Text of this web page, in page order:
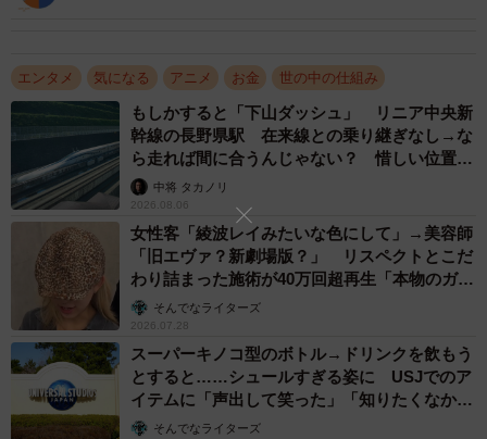
エンタメ 気になる アニメ お金 世の中の仕組み
もしかすると「下山ダッシュ」 リニア中央新
幹線の長野県駅 在来線との乗り継ぎなし→な
ら走れば間に合うんじゃない？ 惜しい位置関
係が反響
中将 タカノリ
2026.08.06
女性客「綾波レイみたいな色にして」→美容師
「旧エヴァ？新劇場版？」 リスペクトとこだ
わり詰まった施術が40万回超再生「本物のガチ
勢」そんでなライターズ
2026.07.28
スーパーキノコ型のボトル→ドリンクを飲もう
とすると……シュールすぎる姿に USJでのア
イテムに「声出して笑った」「知りたくなかっ
た真実」
そんでなライターズ